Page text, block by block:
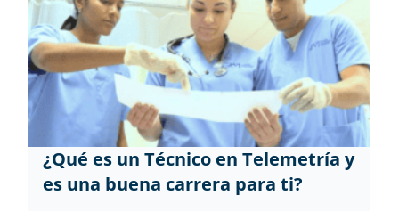
¿Qué es un Técnico en Telemetría y
es una buena carrera para ti?